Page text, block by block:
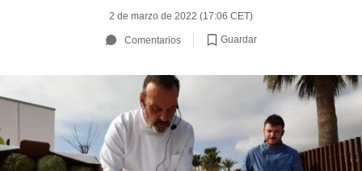
2 de marzo de 2022 (17:06 CET)
Comentarios Guardar